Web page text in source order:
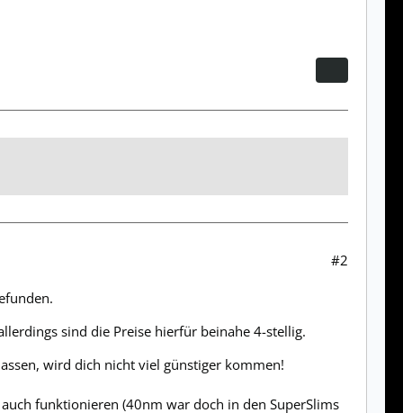
#2
sind die Preise hierfür beinahe 4-stellig.
wird dich nicht viel günstiger kommen!
funktionieren (40nm war doch in den SuperSlims